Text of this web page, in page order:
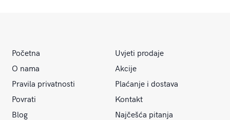
Početna
Uvjeti prodaje
O nama
Akcije
Pravila privatnosti
Plaćanje i dostava
Povrati
Kontakt
Blog
Najčešća pitanja